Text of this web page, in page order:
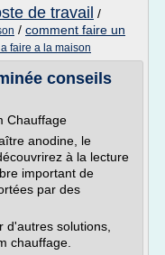
de travail /
/ comment faire un
faire a la maison
conseils
Chauffage
anodine, le
à la lecture
important de
par des
d'autres solutions,
chauffage.